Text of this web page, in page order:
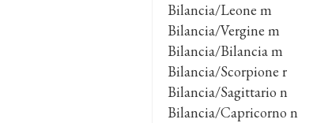
Bilancia/Leone m
Bilancia/Vergine m
Bilancia/Bilancia m
Bilancia/Scorpione r
Bilancia/Sagittario n
Bilancia/Capricorno n